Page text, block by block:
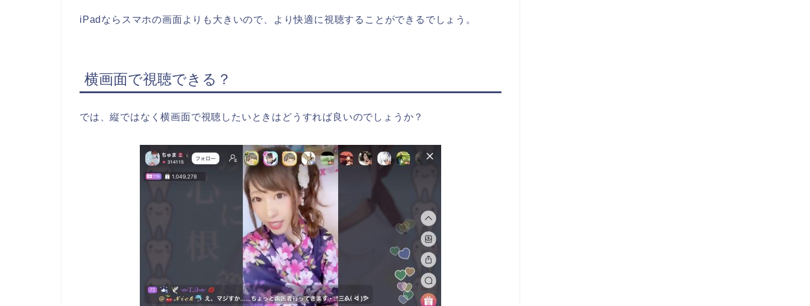
iPadならスマホの画面よりも大きいので、より快適に視聴することができるでしょう。
横画面で視聴できる？
では、縦ではなく横画面で視聴したいときはどうすれば良いのでしょうか？